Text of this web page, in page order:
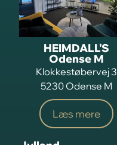
HEIMDALL'S
Odense M
Klokkestøbervej 3
5230 Odense M
Læs mere